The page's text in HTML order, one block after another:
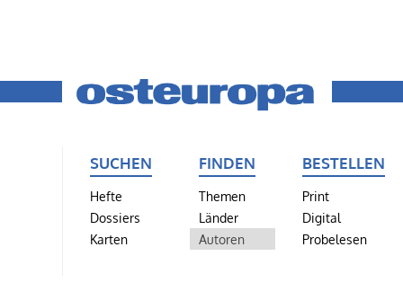
SUCHEN
Hefte
Dossiers
Karten
FINDEN
Themen
Länder
Autoren
BESTELLEN
Print
Digital
Probelesen